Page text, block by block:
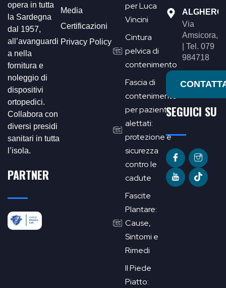
opera in tutta
la Sardegna
dal 1957,
all’avanguardi
a nella
fornitura e
noleggio di
dispositivi
ortopedici.
Collabora con
diversi presidi
sanitari in tutta
l’isola.
PARTNER
Media
Certificazioni
Privacy Policy
per Luca
Vincini
Cintura
pelvica di
contenimento
Fascia di
contenimento
per pazienti
alettati:
protezione e
sicurezza
contro le
cadute
Fascite
Plantare:
Cause,
Sintomi e
Rimedi
Il Piede
Piatto:
ALGHERO
Via
| Tel. 079
984718
SEGUICI SU